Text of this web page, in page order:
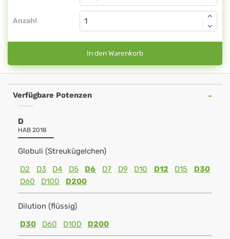
Anzahl
In den Warenkorb
Verfügbare Potenzen
D
HAB 2018
Globuli (Streukügelchen)
D2
D3 D4 D5 D6 D7 D9 D10 D12 D15
D30
D60
D100 D200
Dilution (flüssig)
D30
D60 D100 D200